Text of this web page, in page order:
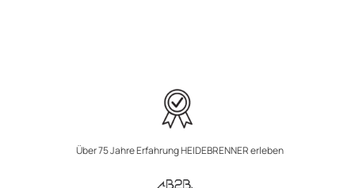
Über 75 Jahre Erfahrung HEIDEBRENNER erleben